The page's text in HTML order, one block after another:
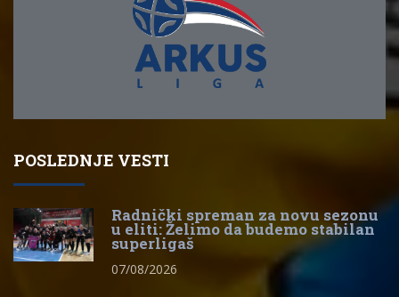
POSLEDNJE VESTI
Radnički spreman za novu sezonu
u eliti: Želimo da budemo stabilan
superligaš
07/08/2026